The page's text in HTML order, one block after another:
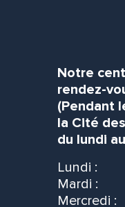
Notre
rendez-
(Pendant
la Cité
du lundi
Lundi :
Mardi :
Mercredi :